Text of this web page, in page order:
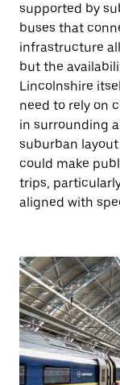
supported by
buses that
infrastructure
but the
Lincolnshire
need to rely on
in surrounding
suburban
could make
trips,
aligned with